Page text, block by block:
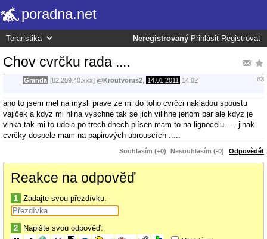
poradna.net
Neregistrovaný Přihlásit Registrovat
Chov cvrčku rada ....
Granda [82.209.40.xxx] @Kroutvorus2 14.01.2011 14:02 #3
ano to jsem mel na mysli prave ze mi do toho cvrčci nakladou spoustu
vajiček a kdyz mi hlina vyschne tak se jich vilihne jenom par ale kdyz je
vlhka tak mi to udela po trech dnech plísen mam to na lignocelu .... jinak
cvrčky dospele mam na papirových ubrouscích .....
Souhlasím (+0) Nesouhlasím (-0) Odpovědět
Reakce na odpověď
1 Zadajte svou přezdívku:
2 Napište svou odpověď: